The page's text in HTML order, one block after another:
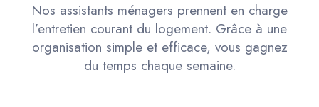
Nos assistants ménagers prennent en charge
l’entretien courant du logement. Grâce à une
organisation simple et efficace, vous gagnez
du temps chaque semaine.